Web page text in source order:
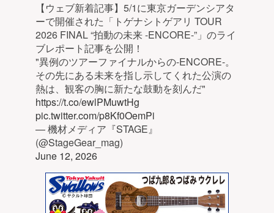
【ウェブ新着記事】5/1に東京ガーデンシアタ
ーで開催された「トゲナシトゲアリ TOUR
2026 FINAL “拍動の未来 -ENCORE-”」のライ
ブレポート記事を公開！
"異例のツアーファイナルからの-ENCORE-。
その先にある未来を指し示してくれた公演の
熱は、観客の胸に新たな鼓動を刻んだ"
https://t.co/ewlPMuwtHg
pic.twitter.com/p8Kf0OemPi
— 機材メディア『STAGE』
(@StageGear_mag)
June 12, 2026